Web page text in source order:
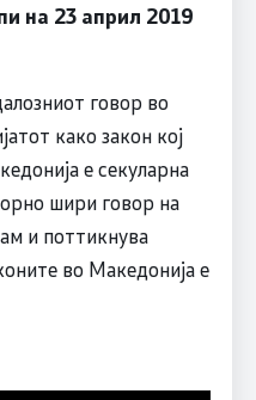
на 23 април 2019
говор во
како закон кој
е секуларна
шири говор на
и поттикнува
во Македонија е